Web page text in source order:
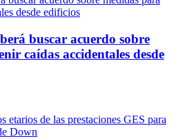
buscar acuerdo sobre
caídas accidentales desde